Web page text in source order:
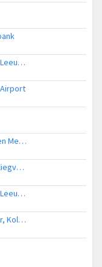
Ambulancehelikopter naar Vliegbasis Leeuwarden
Ambulancehelikopter naar Leeuwarden Medical Center Heliport
Ambulancehelikopter naar Ameland Vliegveld Ballum
Ambulancehelikopter naar Vliegbasis Leeuwarden
Ambulancehelikopter naar Offingawier, Kolmarslân